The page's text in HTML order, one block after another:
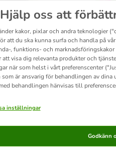
Maxi Tube
-
Blandpack
Hjälp oss att
kakor, pixlar och andra teknologier
att du ska kunna surfa och handla på
, funktions- och
att visa dig relevanta produkter och
när som helst i vårt preferenscenter
som är ansvarig för behandlingen av
behandlingen hänvisas till
inställningar
Godkänn